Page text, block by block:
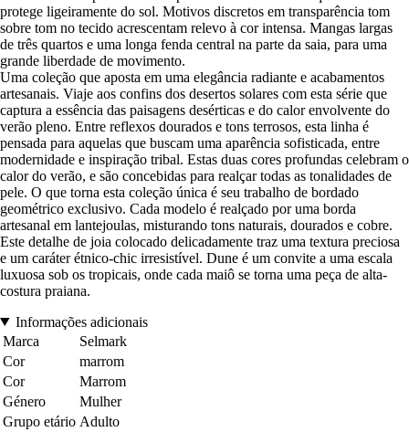
protege ligeiramente do sol. Motivos discretos em transparência tom
sobre tom no tecido acrescentam relevo à cor intensa. Mangas largas
de três quartos e uma longa fenda central na parte da saia, para uma
grande liberdade de movimento.
Uma coleção que aposta em uma elegância radiante e acabamentos
artesanais. Viaje aos confins dos desertos solares com esta série que
captura a essência das paisagens desérticas e do calor envolvente do
verão pleno. Entre reflexos dourados e tons terrosos, esta linha é
pensada para aquelas que buscam uma aparência sofisticada, entre
modernidade e inspiração tribal. Estas duas cores profundas celebram o
calor do verão, e são concebidas para realçar todas as tonalidades de
pele. O que torna esta coleção única é seu trabalho de bordado
geométrico exclusivo. Cada modelo é realçado por uma borda
artesanal em lantejoulas, misturando tons naturais, dourados e cobre.
Este detalhe de joia colocado delicadamente traz uma textura preciosa
e um caráter étnico-chic irresistível. Dune é um convite a uma escala
luxuosa sob os tropicais, onde cada maiô se torna uma peça de alta-
costura praiana.
Informações adicionais
Marca
Selmark
Cor
marrom
Cor
Marrom
Género
Mulher
Grupo etário Adulto